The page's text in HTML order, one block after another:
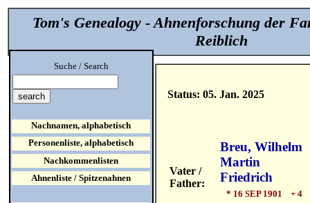
Tom's Genealogy - Ahnenforschung der
Reiblich
Status: 05. Jan. 2025
Vater /
Father:
Breu, Wilhelm
Martin
Friedrich
* 16 SEP 1901 + 4
Suche / Search
Nachnamen, alphabetisch
Personenliste, alphabetisch
Nachkommenlisten
Ahnenliste / Spitzenahnen